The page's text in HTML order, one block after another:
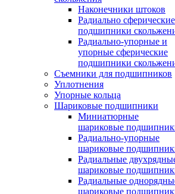
Наконечники штоков
Радиально сферические
подшипники
Радиально-упорные и
упорные сферические
подшипники
Съемники для подшипников
Уплотнения
Упорные кольца
Шариковые подшипники
Миниатюрные
шариковые
Радиально-упорные
шариковые
Радиальные
шариковые
Радиальные
шариковые